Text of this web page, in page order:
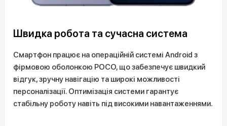
Швидка робота та сучасна система
Смартфон працює на операційній системі Android з
фірмовою оболонкою POCO, що забезпечує швидкий
відгук, зручну навігацію та широкі можливості
персоналізації. Оптимізація системи гарантує
стабільну роботу навіть під високими навантаженнями.